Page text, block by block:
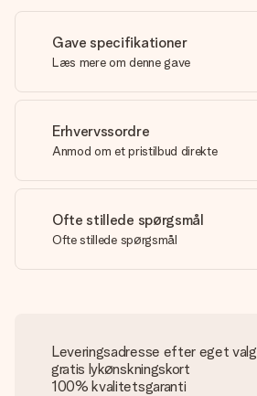
Gave specifikationer
Læs mere om denne gave
Erhvervssordre
Anmod om et pristilbud direkte
Ofte stillede spørgsmål
Ofte stillede spørgsmål
Leveringsadresse efter eget valg
gratis lykønskningskort
100% kvalitetsgaranti